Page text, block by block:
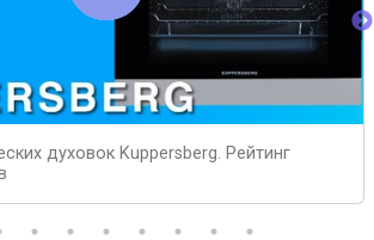
духовок Kuppersberg. Рейтинг